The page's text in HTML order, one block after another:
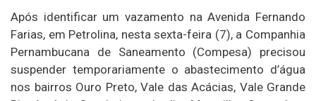
Após identificar um vazamento na Avenida Fernando
Farias, em Petrolina, nesta sexta-feira (7), a Companhia
Pernambucana de Saneamento (Compesa) precisou
suspender temporariamente o abastecimento d’água
nos bairros Ouro Preto, Vale das Acácias, Vale Grande